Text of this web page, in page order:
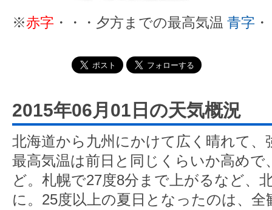
※赤字 ・・・夕方までの最高気温 青字
2015年06月01日の天気概況
北海道から九州にかけて広く晴れて、
最高気温は前日と同じくらいか高めで
ど。札幌で27度8分まで上がるなど、
に。25度以上の夏日となったのは、